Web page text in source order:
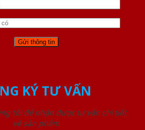
KÝ TƯ VẤN
tôi để nhận được tư vấn chi tiết
về sản phẩm